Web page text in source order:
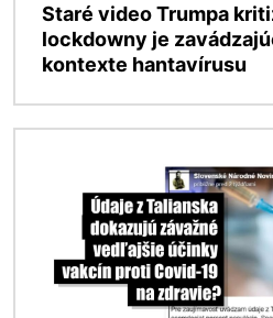
Staré video Trumpa
lockdowny je
kontexte hantavírusu